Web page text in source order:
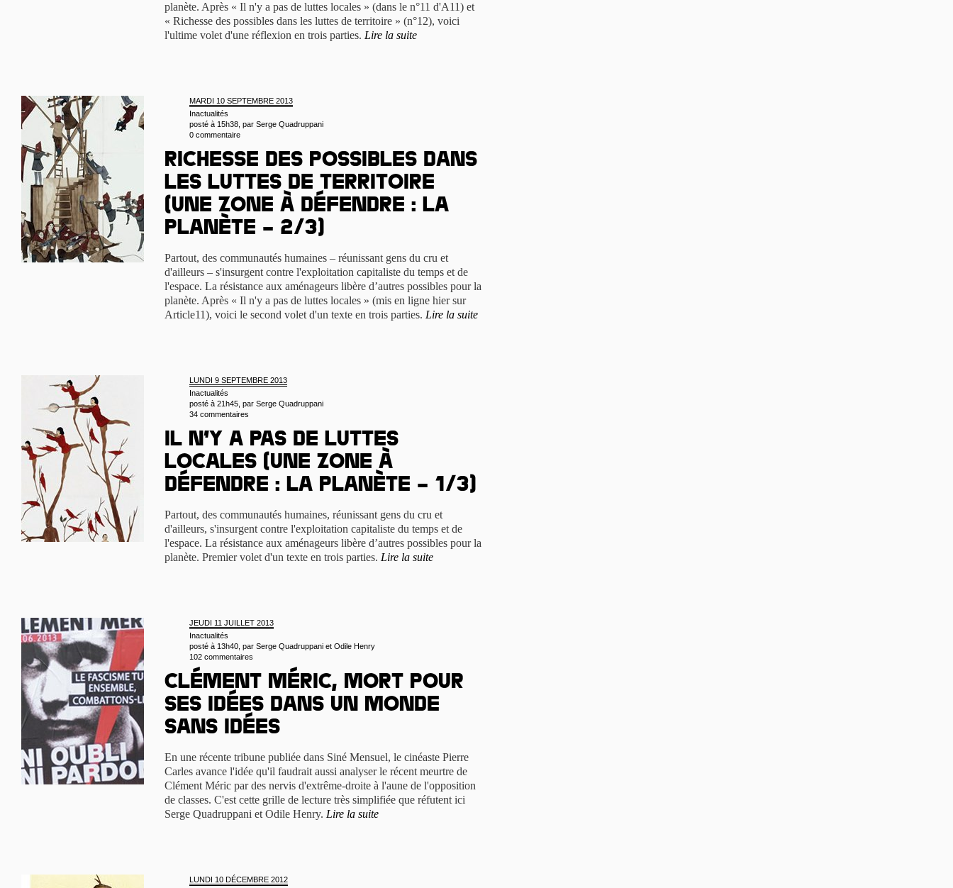
planète. Après « Il n'y a pas de luttes locales » (dans le n°11 d'A11) et
« Richesse des possibles dans les luttes de territoire » (n°12), voici
l'ultime volet d'une réflexion en trois parties. Lire la suite
MARDI 10 SEPTEMBRE 2013
Inactualités
posté à 15h38, par Serge Quadruppani
0 commentaire
Richesse des possibles dans
les luttes de territoire
(Une Zone à Défendre : la
Planète – 2/3)
Partout, des communautés humaines – réunissant gens du cru et
d'ailleurs – s'insurgent contre l'exploitation capitaliste du temps et de
l'espace. La résistance aux aménageurs libère d’autres possibles pour la
planète. Après « Il n'y a pas de luttes locales » (mis en ligne hier sur
Article11), voici le second volet d'un texte en trois parties. Lire la suite
LUNDI 9 SEPTEMBRE 2013
Inactualités
posté à 21h45, par Serge Quadruppani
34 commentaires
Il n’y a pas de luttes
locales (Une Zone à
Défendre : la Planète – 1/3)
Partout, des communautés humaines, réunissant gens du cru et
d'ailleurs, s'insurgent contre l'exploitation capitaliste du temps et de
l'espace. La résistance aux aménageurs libère d’autres possibles pour la
planète. Premier volet d'un texte en trois parties. Lire la suite
JEUDI 11 JUILLET 2013
Inactualités
posté à 13h40, par Serge Quadruppani et Odile Henry
102 commentaires
Clément Méric, mort pour
ses idées dans un monde
sans idées
En une récente tribune publiée dans Siné Mensuel, le cinéaste Pierre
Carles avance l'idée qu'il faudrait aussi analyser le récent meurtre de
Clément Méric par des nervis d'extrême-droite à l'aune de l'opposition
de classes. C'est cette grille de lecture très simplifiée que réfutent ici
Serge Quadruppani et Odile Henry. Lire la suite
LUNDI 10 DÉCEMBRE 2012